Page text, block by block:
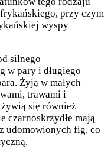
przy czym
wyspy
silnego
w pary i długiego
Żyją w małych
trawami i
żywią się również
czarnoskrzydłe mają
udomowionych fig, co